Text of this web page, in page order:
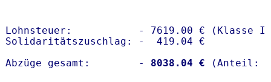
Lohnsteuer:           - 7619.00 € (Klasse I)
Solidaritätszuschlag: -  419.04 €
Abzüge gesamt:        -
8038.04 €